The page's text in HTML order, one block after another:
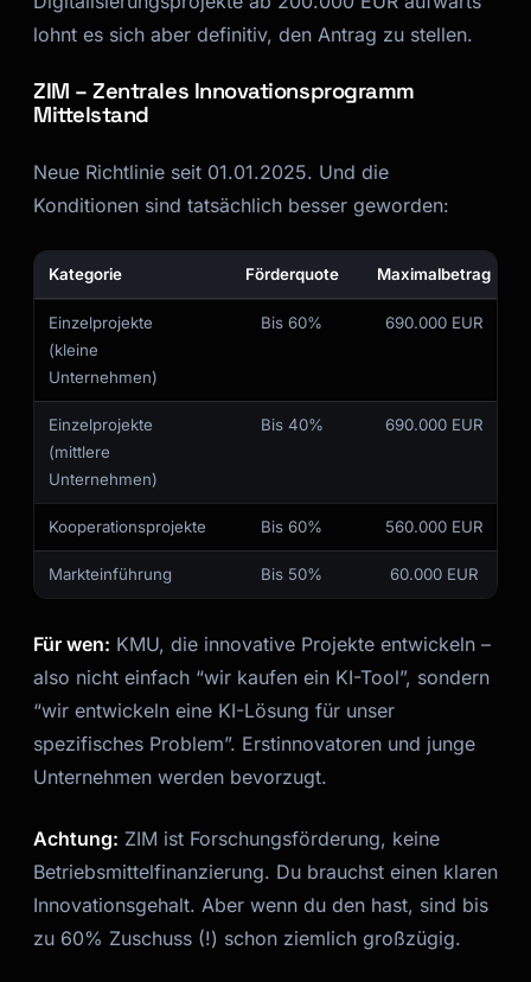
lohnt es sich aber definitiv, den Antrag zu stellen.
ZIM – Zentrales Innovationsprogramm
Mittelstand
Neue Richtlinie seit 01.01.2025. Und die
Konditionen sind tatsächlich besser geworden:
Kategorie Förderquote Maximalbetrag
Einzelprojekte
(kleine
Unternehmen)
Bis 60% 690.000 EUR
Einzelprojekte
(mittlere
Unternehmen)
Bis 40% 690.000 EUR
Kooperationsprojekte Bis 60% 560.000 EUR
Markteinführung Bis 50% 60.000 EUR
Für wen: KMU, die innovative Projekte entwickeln –
also nicht einfach “wir kaufen ein KI-Tool”, sondern
“wir entwickeln eine KI-Lösung für unser
spezifisches Problem”. Erstinnovatoren und junge
Unternehmen werden bevorzugt.
Achtung: ZIM ist Forschungsförderung, keine
Betriebsmittelfinanzierung. Du brauchst einen klaren
Innovationsgehalt. Aber wenn du den hast, sind bis
zu 60% Zuschuss (!) schon ziemlich großzügig.